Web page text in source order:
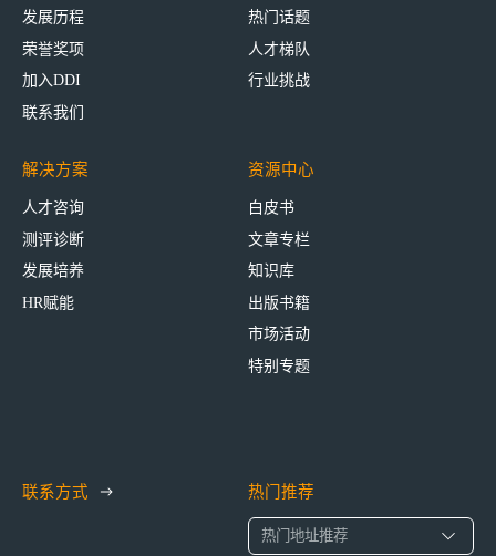
发展历程
荣誉奖项
加入DDI
联系我们
热门话题
人才梯队
行业挑战
解决方案
人才咨询
测评诊断
发展培养
HR赋能
资源中心
白皮书
文章专栏
知识库
出版书籍
市场活动
特别专题
联系方式 热门推荐